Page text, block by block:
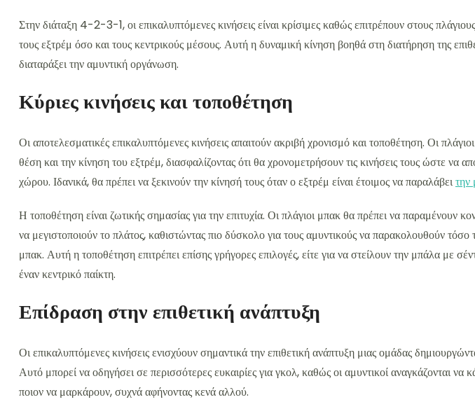
Στην διάταξη 4-2-3-1, οι επικαλυπτόμενες κινήσεις είναι κρίσιμες καθώς επιτρέπουν στους
τους εξτρέμ όσο και τους κεντρικούς μέσους. Αυτή η δυναμική κίνηση βοηθά στη διατήρηση της
διαταράξει την αμυντική οργάνωση.
Κύριες κινήσεις και τοποθέτηση
Οι αποτελεσματικές επικαλυπτόμενες κινήσεις απαιτούν ακριβή χρονισμό και τοποθέτηση. Οι
θέση και την κίνηση του εξτρέμ, διασφαλίζοντας ότι θα χρονομετρήσουν τις κινήσεις τους ώστε να
χώρου. Ιδανικά, θα πρέπει να ξεκινούν την κίνησή τους όταν ο εξτρέμ είναι έτοιμος να παραλάβειτην
Η τοποθέτηση είναι ζωτικής σημασίας για την επιτυχία. Οι πλάγιοι μπακ θα πρέπει να παραμένουν
να μεγιστοποιούν το πλάτος, καθιστώντας πιο δύσκολο για τους αμυντικούς να παρακολουθούν τόσο
μπακ. Αυτή η τοποθέτηση επιτρέπει επίσης γρήγορες επιλογές, είτε για να στείλουν την μπάλα με
έναν κεντρικό παίκτη.
Επίδραση στην επιθετική ανάπτυξη
Οι επικαλυπτόμενες κινήσεις ενισχύουν σημαντικά την επιθετική ανάπτυξη μιας ομάδας
Αυτό μπορεί να οδηγήσει σε περισσότερες ευκαιρίες για γκολ, καθώς οι αμυντικοί αναγκάζονται να
ποιον να μαρκάρουν, συχνά αφήνοντας κενά αλλού.